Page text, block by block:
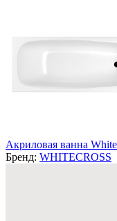
Акриловая ванна
Бренд: WHITECROSS